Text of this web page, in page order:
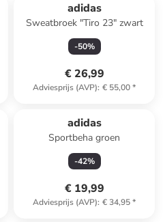
adidas
Sweatbroek "Tiro 23" zwart
-50%
€ 26,99
Adviesprijs (AVP): € 55,00*
adidas
Sportbeha groen
-42%
€ 19,99
Adviesprijs (AVP): € 34,95*